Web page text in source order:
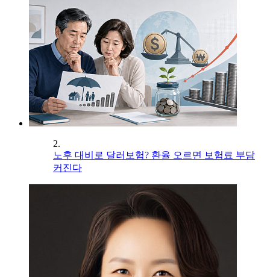
2.
노후 대비로 달러보험? 환율 오르면 보험료 부담
커진다